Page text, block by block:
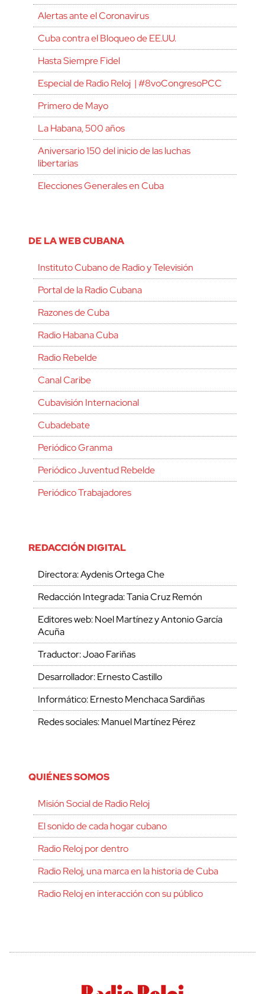
Alertas ante el Coronavirus
Cuba contra el Bloqueo de EE.UU.
Hasta Siempre Fidel
Especial de Radio Reloj | #8voCongresoPCC
Primero de Mayo
La Habana, 500 años
Aniversario 150 del inicio de las luchas
libertarias
Elecciones Generales en Cuba
DE LA WEB CUBANA
Instituto Cubano de Radio y Televisión
Portal de la Radio Cubana
Razones de Cuba
Radio Habana Cuba
Radio Rebelde
Canal Caribe
Cubavisión Internacional
Cubadebate
Periódico Granma
Periódico Juventud Rebelde
Periódico Trabajadores
REDACCIÓN DIGITAL
Directora: Aydenis Ortega Che
Redacción Integrada: Tania Cruz Remón
Editores web: Noel Martínez y Antonio García
Acuña
Traductor: Joao Fariñas
Desarrollador: Ernesto Castillo
Informático: Ernesto Menchaca Sardiñas
Redes sociales: Manuel Martínez Pérez
QUIÉNES SOMOS
Misión Social de Radio Reloj
El sonido de cada hogar cubano
Radio Reloj por dentro
Radio Reloj, una marca en la historia de Cuba
Radio Reloj en interacción con su público